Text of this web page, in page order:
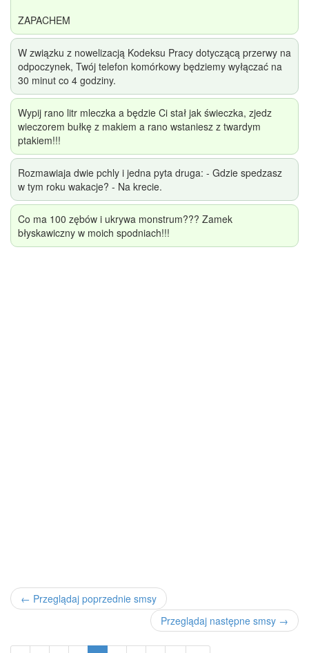
ZAPACHEM
W związku z nowelizacją Kodeksu Pracy dotyczącą przerwy na
odpoczynek, Twój telefon komórkowy będziemy wyłączać na
30 minut co 4 godziny.
Wypij rano litr mleczka a będzie Ci stał jak świeczka, zjedz
wieczorem bułkę z makiem a rano wstaniesz z twardym
ptakiem!!!
Rozmawiaja dwie pchly i jedna pyta druga: - Gdzie spedzasz
w tym roku wakacje? - Na krecie.
Co ma 100 zębów i ukrywa monstrum??? Zamek
błyskawiczny w moich spodniach!!!
← Przeglądaj poprzednie smsy
Przeglądaj następne smsy →